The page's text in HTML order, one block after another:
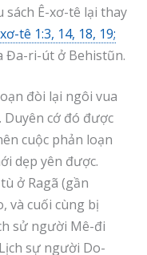
sách Ê-xơ-tê lại thay
tê 1:3, 14, 18, 19;
Đa-ri-út ở Behistũn.
đòi lại ngôi vua
cớ đó được
cuộc phản loạn
dẹp yên được.
ở Ragã (gần
và cuối cùng bị
sử người Mê-đi
sự người Do-